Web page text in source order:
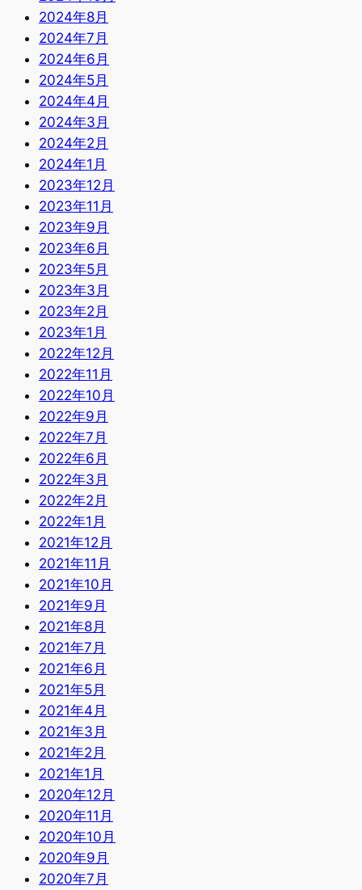
2024年8月
2024年7月
2024年6月
2024年5月
2024年4月
2024年3月
2024年2月
2024年1月
2023年12月
2023年11月
2023年9月
2023年6月
2023年5月
2023年3月
2023年2月
2023年1月
2022年12月
2022年11月
2022年10月
2022年9月
2022年7月
2022年6月
2022年3月
2022年2月
2022年1月
2021年12月
2021年11月
2021年10月
2021年9月
2021年8月
2021年7月
2021年6月
2021年5月
2021年4月
2021年3月
2021年2月
2021年1月
2020年12月
2020年11月
2020年10月
2020年9月
2020年7月